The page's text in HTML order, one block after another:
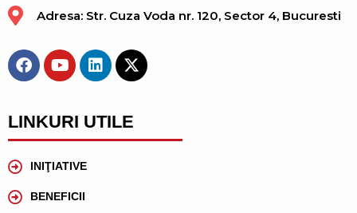
Adresa: Str. Cuza Voda nr. 120, Sector 4, Bucuresti
LINKURI UTILE
INIŢIATIVE
BENEFICII